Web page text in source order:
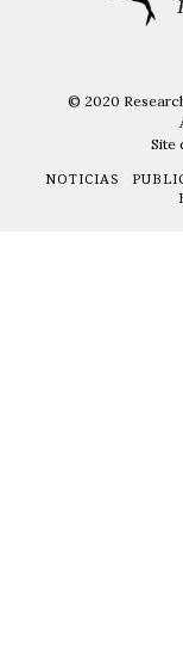
© 2020
Site
NOTICIAS